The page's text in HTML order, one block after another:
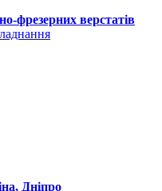
фрезерних верстатів
Дніпро